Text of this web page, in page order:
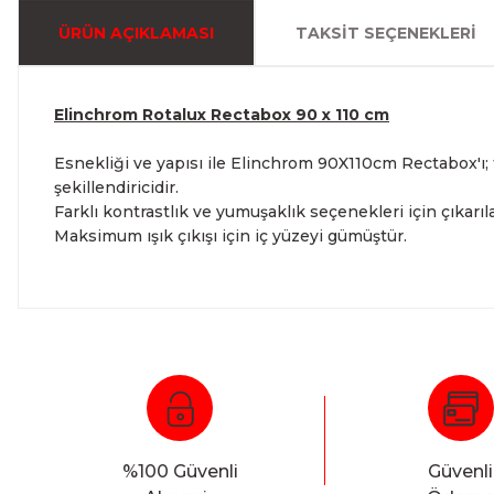
ÜRÜN AÇIKLAMASI TAKSIT SEÇENEKLERI
Elinchrom Rotalux Rectabox 90 x 110 cm
Esnekliği ve yapısı ile Elinchrom 90X110cm
şekillendiricidir.
Farklı kontrastlık ve yumuşaklık seçenekleri için
Maksimum ışık çıkışı için iç yüzeyi gümüştür.
%100 Güvenli
Güvenli